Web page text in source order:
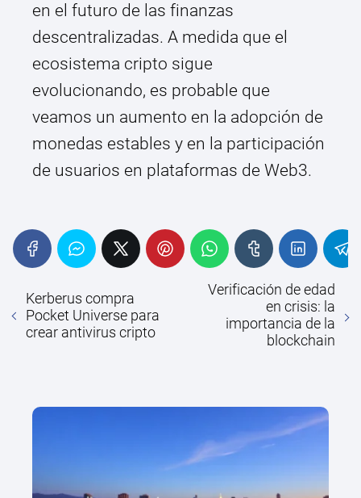
en el futuro de las finanzas
descentralizadas. A medida que el
ecosistema cripto sigue
evolucionando, es probable que
veamos un aumento en la adopción de
monedas estables y en la participación
de usuarios en plataformas de Web3.
Kerberus compra
Pocket Universe para
crear antivirus cripto
Verificación de edad
en crisis: la
importancia de la
blockchain